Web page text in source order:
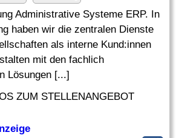
Administrative Systeme ERP. In
haben wir die zentralen Dienste
als interne Kund:innen
mit den fachlich
Lösungen [...]
ZUM STELLENANGEBOT